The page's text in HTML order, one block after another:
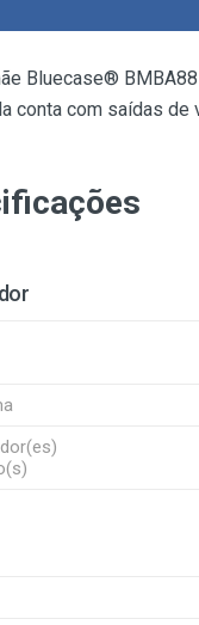
Bluecase®
conta com saídas de